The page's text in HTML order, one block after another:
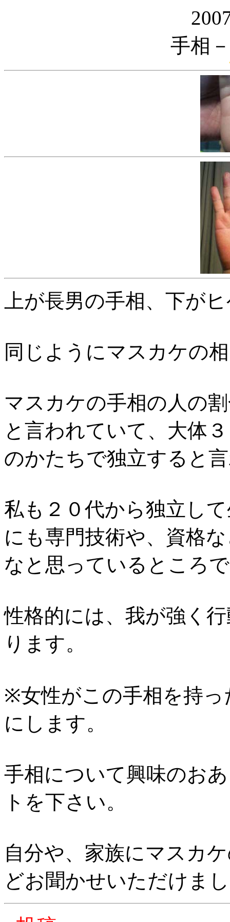
手相
上が長男の手相、下が
同じようにマスカケの
マスカケの手相の人の
と言われていて、大体
のかたちで独立すると
私も２０代から独立し
にも専門技術や、資格
なと思っているところ
性格的には、我が強く
ります。
※女性がこの手相を持っ
にします。
手相について興味のお
トを下さい。
自分や、家族にマスカ
どお聞かせいただけま